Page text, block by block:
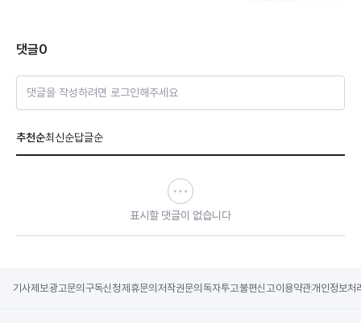
댓글0
댓글을 작성하려면 로그인해주세요
추천순최신순답글순
표시할 댓글이 없습니다
기사제보광고문의 구독신청제휴문의 저작권문의 독자투고불편신고이용약관개인정보처